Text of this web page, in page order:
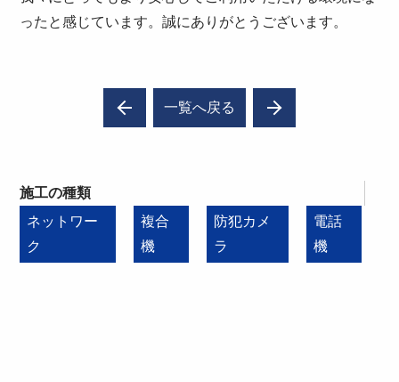
ったと感じています。誠にありがとうございます。
一覧へ戻る
施工の種類
ネットワー
ク
複合
機
防犯カメ
ラ
電話
機